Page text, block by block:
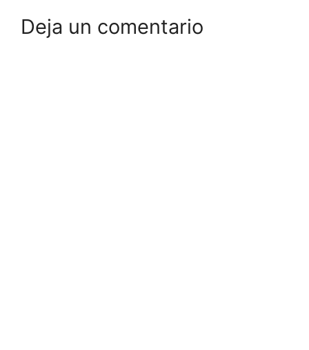
Deja un comentario